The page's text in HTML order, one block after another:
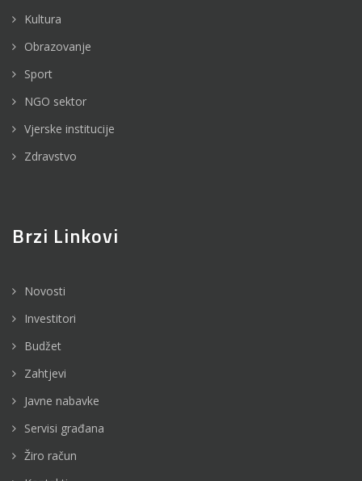
Kultura
Obrazovanje
Sport
NGO sektor
Vjerske institucije
Zdravstvo
Brzi Linkovi
Novosti
Investitori
Budžet
Zahtjevi
Javne nabavke
Servisi građana
Žiro račun